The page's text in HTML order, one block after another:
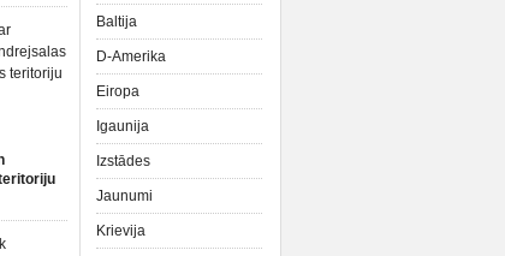
Baltija
D-Amerika
Eiropa
Igaunija
Izstādes
Jaunumi
Krievija